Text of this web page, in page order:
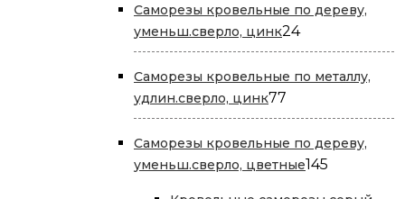
Саморезы кровельные по дереву,
уменьш.сверло, цинк2424
товара
Саморезы кровельные по металлу,
удлин.сверло, цинк77
товаров
Саморезы кровельные по дереву,
уменьш.сверло, цветные145